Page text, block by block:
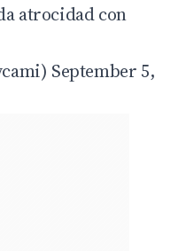
atrocidad con
September 5,